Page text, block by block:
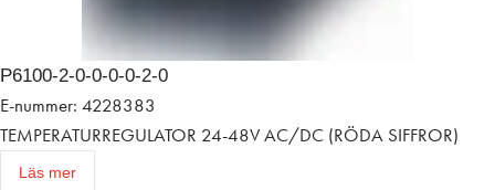
P6100-2-0-0-0-0-2-0
E-nummer: 4228383
TEMPERATURREGULATOR 24-48V AC/DC (RÖDA SIFFROR)
Läs mer